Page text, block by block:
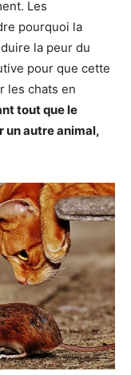
Les
pourquoi la
la peur du
pour que cette
les chats en
tout que le
un autre animal,